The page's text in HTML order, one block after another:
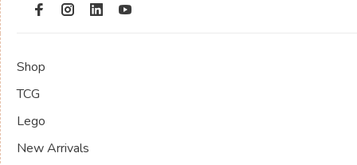
Shop
TCG
Lego
New Arrivals